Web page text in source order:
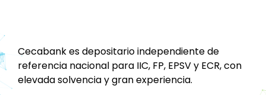
Cecabank es depositario independiente de
referencia nacional para IIC, FP, EPSV y ECR, con
elevada solvencia y gran experiencia.